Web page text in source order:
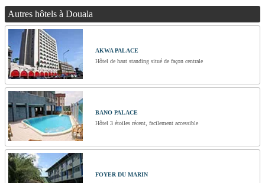
Autres hôtels à Douala
AKWA PALACE
Hôtel de haut standing situé de façon centrale
BANO PALACE
Hôtel 3 étoiles récent, facilement accessible
FOYER DU MARIN